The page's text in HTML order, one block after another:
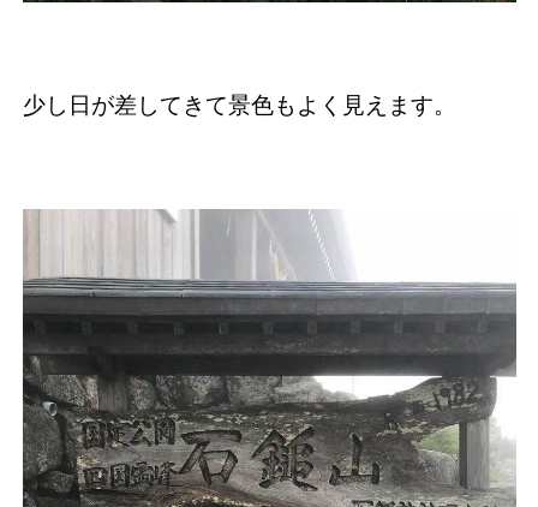
少し日が差してきて景色もよく見えます。